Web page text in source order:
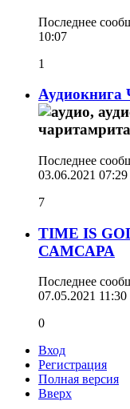
Последнее
10:07
1
Аудиокнига
Последнее
03.06.2021 07:29
7
TIME IS
САМСАРА
Последнее
07.05.2021 11:30
0
Вход
Регистрация
Полная версия
Вверх